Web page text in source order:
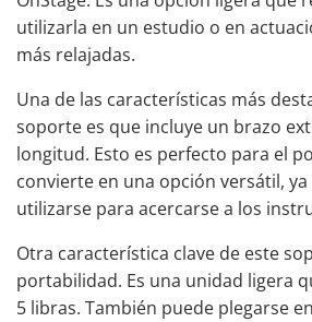
utilizarla en un estudio o en
más relajadas.
Una de las características más
soporte es que incluye un brazo
longitud. Esto es perfecto para el
convierte en una opción versátil,
utilizarse para acercarse a los
Otra característica clave de este
portabilidad. Es una unidad ligera
5 libras. También puede plegarse